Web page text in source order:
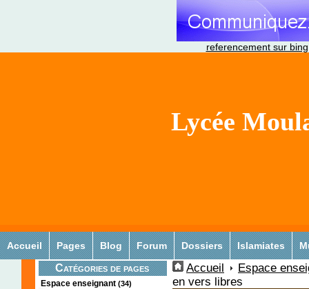
referencement sur bing
Lycée
Accueil Pages Blog Forum Dossiers Islamiates
Catégories de pages
Espace enseignant (34)
Accueil
Espace
en vers libres